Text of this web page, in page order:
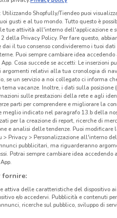
Shopfully/Tiendeo puoi
gusti e al tuo mondo. Tutto questo è
tue attività all'interno dell'applicazione e
Privacy Policy. Per fare questo,
il tuo consenso condivideremo i tuoi dati
Puoi sempre cambiare idea accedendo
Cosa succede se accetti: Le inserzioni
relativi alla tua cronologia di
se un servizio a noi collegato ci informa
vacanze. Inoltre, i dati sulla posizione
sulle prestazioni della rete e agli
parti per comprendere e migliorare la
meglio indicato nel paragrafo 13.b della
per la creazione di report, ricerche di
e analisi delle tendenze. Puoi modificare
Privacy > Personalizzazione all'interno
pubblicitari, ma riguarderanno
Potrai sempre cambiare idea accedendo
fornire:
attiva delle caratteristiche del dispositivo
e/o accedervi. Pubblicità e contenuti
ricerche sul pubblico, sviluppo di